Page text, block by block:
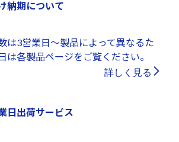
納期について
は3営業日～製品によって異なるた
は各製品ページをご覧ください。
詳しく見る
日出荷サービス